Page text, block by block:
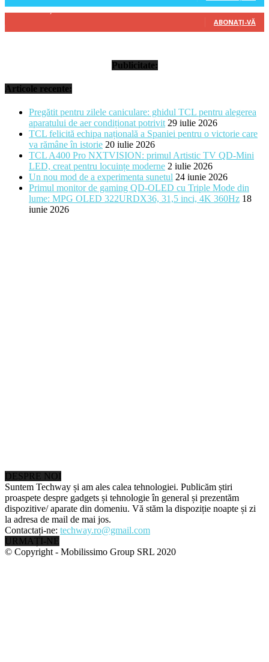
314 Abonați
ABONAȚI-VĂ
Publicitate:
Articole recente:
Pregătit pentru zilele caniculare: ghidul TCL pentru alegerea
aparatului de aer condiționat potrivit 29 iulie 2026
TCL felicită echipa națională a Spaniei pentru o victorie care
va rămâne în istorie 20 iulie 2026
TCL A400 Pro NXTVISION: primul Artistic TV QD-Mini
LED, creat pentru locuințe moderne 2 iulie 2026
Un nou mod de a experimenta sunetul 24 iunie 2026
Primul monitor de gaming QD-OLED cu Triple Mode din
lume: MPG OLED 322URDX36, 31,5 inci, 4K 360Hz 18
iunie 2026
DESPRE NOI
Suntem Techway și am ales calea tehnologiei. Publicăm știri
proaspete despre gadgets și tehnologie în general și prezentăm
dispozitive/ aparate din domeniu. Vă stăm la dispoziție noapte și zi
la adresa de mail de mai jos.
Contactați-ne: techway.ro@gmail.com
URMAȚI-NE
© Copyright - Mobilissimo Group SRL 2020